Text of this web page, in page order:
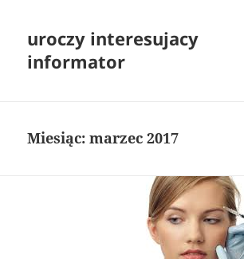
uroczy interesujacy
informator
Miesiąc:marzec 2017